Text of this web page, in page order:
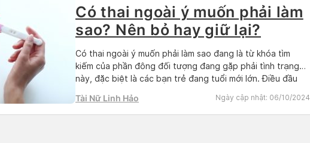
Có thai ngoài ý muốn phải làm
sao? Nên bỏ hay giữ lại?
Có thai ngoài ý muốn phải làm sao đang là từ khóa tìm
kiếm của phần đông đối tượng đang gặp phải tình trạng
này, đặc biệt là các bạn trẻ đang tuổi mới lớn. Điều đầu
Nếu thật sự bế tắc, hãy […]
Tài Nữ Linh Hảo Ngày cập nhật: 06/10/2024